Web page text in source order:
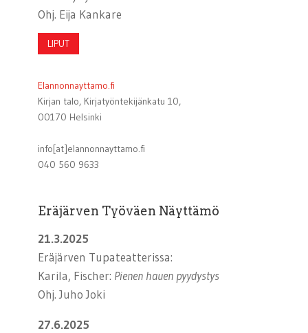
Ohj. Eija Kankare
LIPUT
Elannonnayttamo.fi
Kirjan talo, Kirjatyöntekijänkatu 10,
00170 Helsinki
info[at]elannonnayttamo.fi
040 560 9633
Eräjärven Työväen Näyttämö
21.3.2025
Eräjärven Tupateatterissa:
Karila, Fischer: Pienen hauen pyydystys
Ohj. Juho Joki
27.6.2025